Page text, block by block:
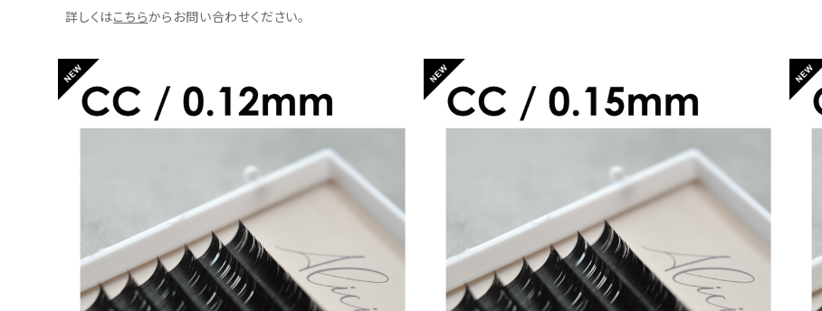
詳しくはこちらからお問い合わせください。
アリシアラッシュ CCカール 0.12mm
¥2,600
アリシアラッシュ CCカール 0.15mm
¥2,600